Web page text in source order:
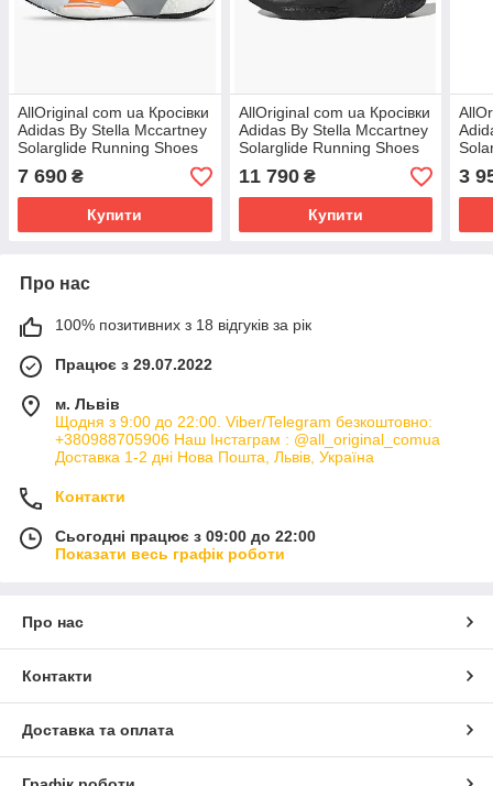
AllOriginal com ua Кросівки
Adidas By Stella Mccartney
Solarglide Running Shoes
Multi Gy6097 РОЗМІРИ
ЗАПИТУЙТЕ
7 690 ₴
Купити
AllOriginal com ua Кросівки
Adidas By Stella Mccartney
Solarglide Running Shoes
Black Hq5962 РОЗМІРИ
ЗАПИТУЙТЕ
11 790₴
Купити
3
Про нас
100% позитивних з 18 відгуків за рік
Працює з 29.07.2022
м. Львів
Щодня з 9:00 до 22:00. Viber/Telegram безкоштовно:
+380988705906 Наш Інстаграм : @all_original_comua
Доставка 1-2 дні Нова Пошта, Львів, Україна
Контакти
Сьогодні працює з 09:00 до 22:00
Показати весь графік роботи
Про нас
Контакти
Доставка та оплата